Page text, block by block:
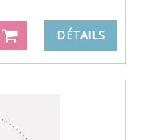
DÉTAILS